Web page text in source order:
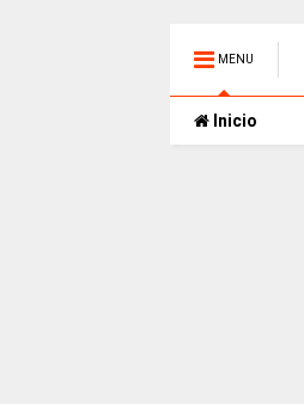
MENU
Inicio